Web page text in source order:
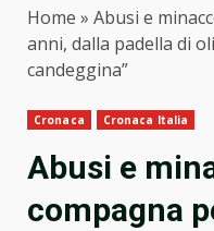
Home » Abusi e
anni, dalla padella di
candeggina”
Cronaca Cronaca Italia
Abusi e
compagna